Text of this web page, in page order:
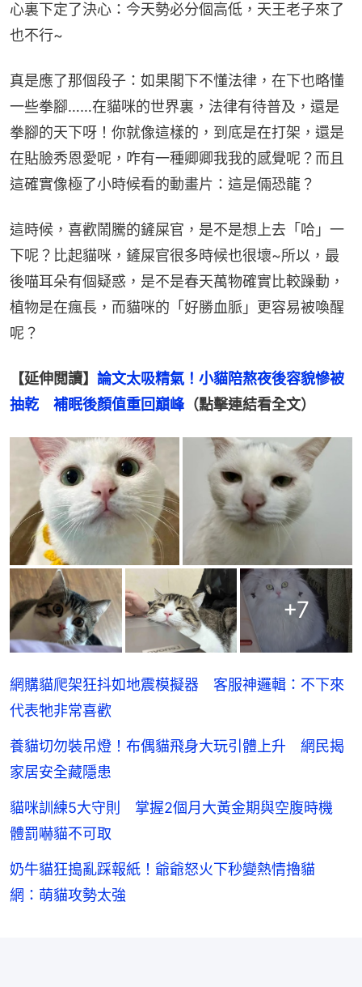
心裏下定了決心：今天勢必分個高低，天王老子來了
也不行~
真是應了那個段子：如果閣下不懂法律，在下也略懂
一些拳腳……在貓咪的世界裏，法律有待普及，還是
拳腳的天下呀！你就像這樣的，到底是在打架，還是
在貼臉秀恩愛呢，咋有一種卿卿我我的感覺呢？而且
這確實像極了小時候看的動畫片：這是倆恐龍？
這時候，喜歡鬧騰的鏟屎官，是不是想上去「哈」一
下呢？比起貓咪，鏟屎官很多時候也很壞~所以，最
後喵耳朵有個疑惑，是不是春天萬物確實比較躁動，
植物是在瘋長，而貓咪的「好勝血脈」更容易被喚醒
呢？
【延伸閲讀】 論文太吸精氣！小貓陪熬夜後容貌慘被
抽乾　補眠後顏值重回巔峰（點擊連結看全文）
+7
網購貓爬架狂抖如地震模擬器 客服神邏輯：不下來
代表牠非常喜歡
養貓切勿裝吊燈！布偶貓飛身大玩引體上升 網民揭
家居安全藏隱患
貓咪訓練5大守則 掌握2個月大黃金期與空腹時機
體罰嚇貓不可取
奶牛貓狂搗亂踩報紙！爺爺怒火下秒變熱情擼貓
網：萌貓攻勢太強